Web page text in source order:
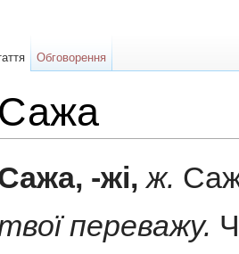
Сажа
-жі,ж.
переважу.
Обговорення